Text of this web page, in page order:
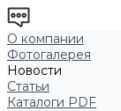
О компании
Фотогалерея
Новости
Статьи
Каталоги PDF